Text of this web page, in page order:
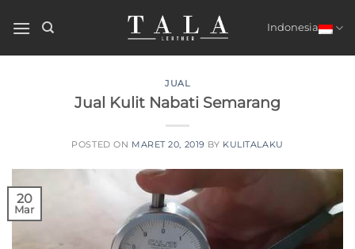
Indonesia
JUAL
Jual Kulit Nabati Semarang
POSTED ON MARET 20, 2019 BY KULITALAKU
20
Mar